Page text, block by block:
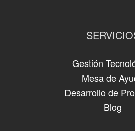
Gestión
Mesa de
Desarrollo de
Blog